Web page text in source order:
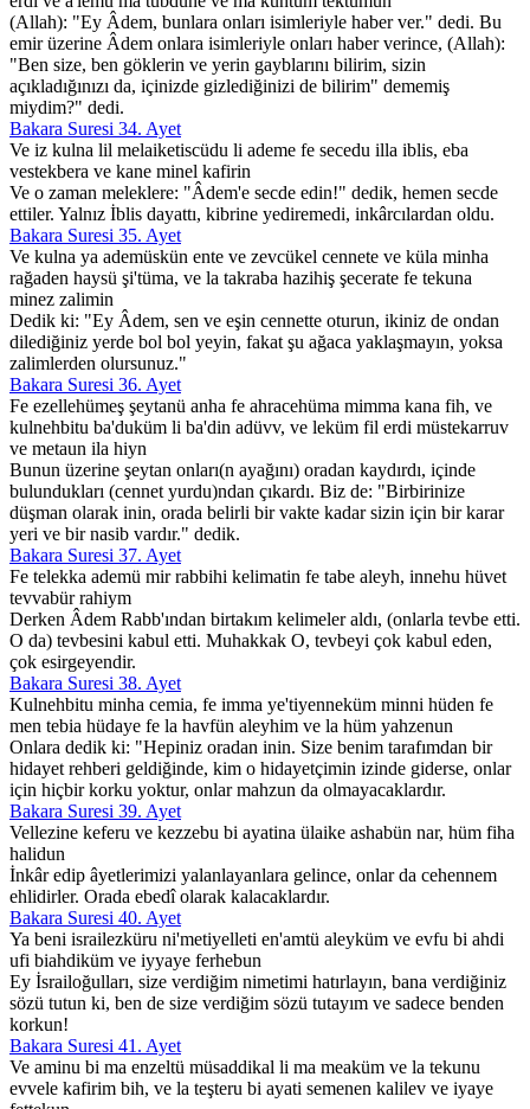
(Allah): "Ey Âdem, bunlara onları isimleriyle haber ver." dedi. Bu
emir üzerine Âdem onlara isimleriyle onları haber verince, (Allah):
"Ben size, ben göklerin ve yerin gayblarını bilirim, sizin
açıkladığınızı da, içinizde gizlediğinizi de bilirim" dememiş
miydim?" dedi.
Bakara Suresi 34. Ayet
Ve iz kulna lil melaiketiscüdu li ademe fe secedu illa iblis, eba
vestekbera ve kane minel kafirin
Ve o zaman meleklere: "Âdem'e secde edin!" dedik, hemen secde
ettiler. Yalnız İblis dayattı, kibrine yediremedi, inkârcılardan oldu.
Bakara Suresi 35. Ayet
Ve kulna ya ademüskün ente ve zevcükel cennete ve küla minha
rağaden haysü şi'tüma, ve la takraba hazihiş şecerate fe tekuna
minez zalimin
Dedik ki: "Ey Âdem, sen ve eşin cennette oturun, ikiniz de ondan
dilediğiniz yerde bol bol yeyin, fakat şu ağaca yaklaşmayın, yoksa
zalimlerden olursunuz."
Bakara Suresi 36. Ayet
Fe ezellehümeş şeytanü anha fe ahracehüma mimma kana fih, ve
kulnehbitu ba'duküm li ba'din adüvv, ve leküm fil erdi müstekarruv
ve metaun ila hiyn
Bunun üzerine şeytan onları(n ayağını) oradan kaydırdı, içinde
bulundukları (cennet yurdu)ndan çıkardı. Biz de: "Birbirinize
düşman olarak inin, orada belirli bir vakte kadar sizin için bir karar
yeri ve bir nasib vardır." dedik.
Bakara Suresi 37. Ayet
Fe telekka ademü mir rabbihi kelimatin fe tabe aleyh, innehu hüvet
tevvabür rahiym
Derken Âdem Rabb'ından birtakım kelimeler aldı, (onlarla tevbe etti.
O da) tevbesini kabul etti. Muhakkak O, tevbeyi çok kabul eden,
çok esirgeyendir.
Bakara Suresi 38. Ayet
Kulnehbitu minha cemia, fe imma ye'tiyenneküm minni hüden fe
men tebia hüdaye fe la havfün aleyhim ve la hüm yahzenun
Onlara dedik ki: "Hepiniz oradan inin. Size benim tarafımdan bir
hidayet rehberi geldiğinde, kim o hidayetçimin izinde giderse, onlar
için hiçbir korku yoktur, onlar mahzun da olmayacaklardır.
Bakara Suresi 39. Ayet
Vellezine keferu ve kezzebu bi ayatina ülaike ashabün nar, hüm fiha
halidun
İnkâr edip âyetlerimizi yalanlayanlara gelince, onlar da cehennem
ehlidirler. Orada ebedî olarak kalacaklardır.
Bakara Suresi 40. Ayet
Ya beni israilezküru ni'metiyelleti en'amtü aleyküm ve evfu bi ahdi
ufi biahdiküm ve iyyaye ferhebun
Ey İsrailoğulları, size verdiğim nimetimi hatırlayın, bana verdiğiniz
sözü tutun ki, ben de size verdiğim sözü tutayım ve sadece benden
korkun!
Bakara Suresi 41. Ayet
Ve aminu bi ma enzeltü müsaddikal li ma meaküm ve la tekunu
evvele kafirim bih, ve la teşteru bi ayati semenen kalilev ve iyaye